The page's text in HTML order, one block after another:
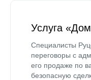
Услуга
Специалисты
переговоры с
его продаже по
безопасную